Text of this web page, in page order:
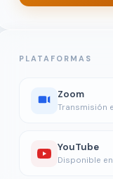
PLATAFORMAS
Zoom
Transmisión
YouTube
Disponible